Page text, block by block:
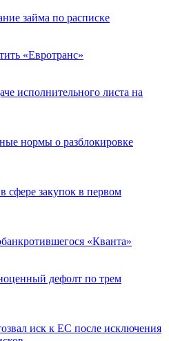
займа по расписке
«Евротранс»
исполнительного листа на
нормы о разблокировке
сфере закупок в первом
«Кванта»
дефолт по трем
иск к ЕС после исключения